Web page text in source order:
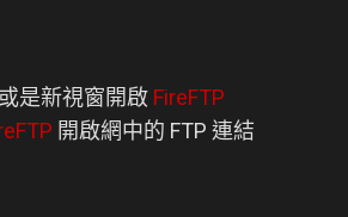
是新視窗開啟 FireFTP
開啟網中的 FTP 連結